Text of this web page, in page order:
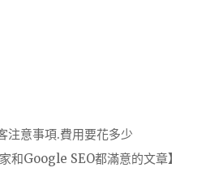
注意事項.費用要花多少
和Google SEO都滿意的文章】